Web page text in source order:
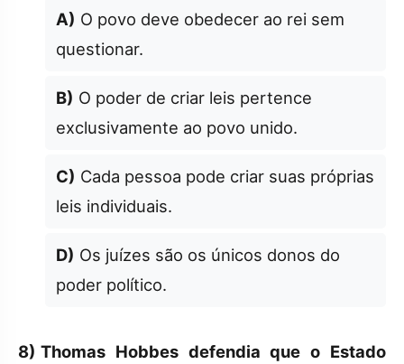
A) O povo deve obedecer ao rei sem
questionar.
B) O poder de criar leis pertence
exclusivamente ao povo unido.
C) Cada pessoa pode criar suas próprias
leis individuais.
D) Os juízes são os únicos donos do
poder político.
8) Thomas Hobbes defendia que o Estado